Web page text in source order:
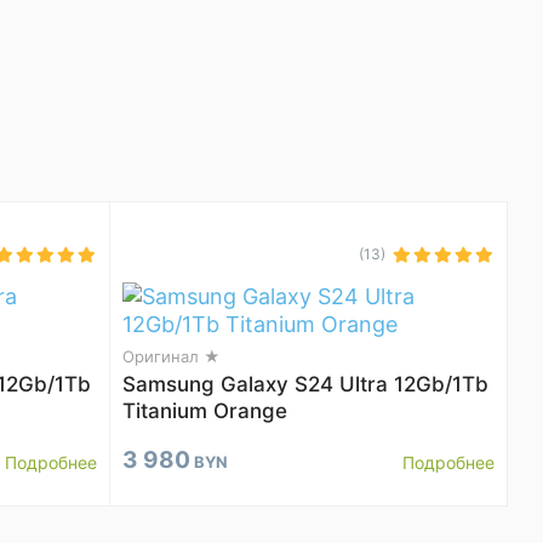
1Tb
Подробнее
(13)
Оригинал ★
Samsung Galaxy S24 Ultra 12Gb/1Tb
Titanium Orange
3 980 BYN Подробнее